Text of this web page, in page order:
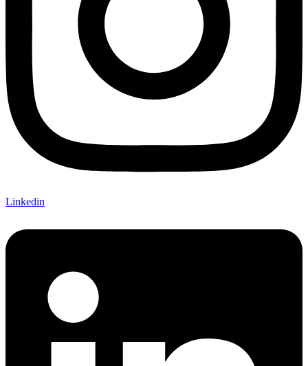
Linkedin